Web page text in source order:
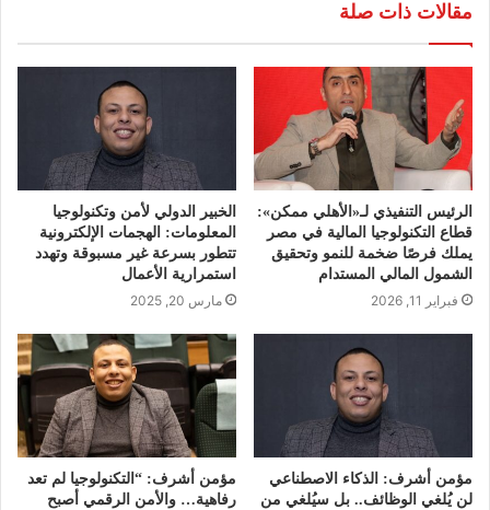
مقالات ذات صلة
الرئيس التنفيذي لـ«الأهلي ممكن»:
قطاع التكنولوجيا المالية في مصر
يملك فرصًا ضخمة للنمو وتحقيق
الشمول المالي المستدام
فبراير 11, 2026
الخبير الدولي لأمن وتكنولوجيا
المعلومات: الهجمات الإلكترونية
تتطور بسرعة غير مسبوقة وتهدد
استمرارية الأعمال
مارس 20, 2025
مؤمن أشرف: الذكاء الاصطناعي
لن يُلغي الوظائف.. بل سيُلغي من
مؤمن أشرف: “التكنولوجيا لم تعد
رفاهية… والأمن الرقمي أصبح